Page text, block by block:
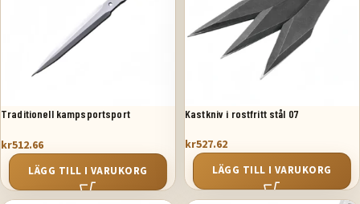
Traditionell kampsportsport
kr512.66
LÄGG TILL I VARUKORG
Kastkniv i rostfritt stål 07
kr527.62
LÄGG TILL I VARUKORG